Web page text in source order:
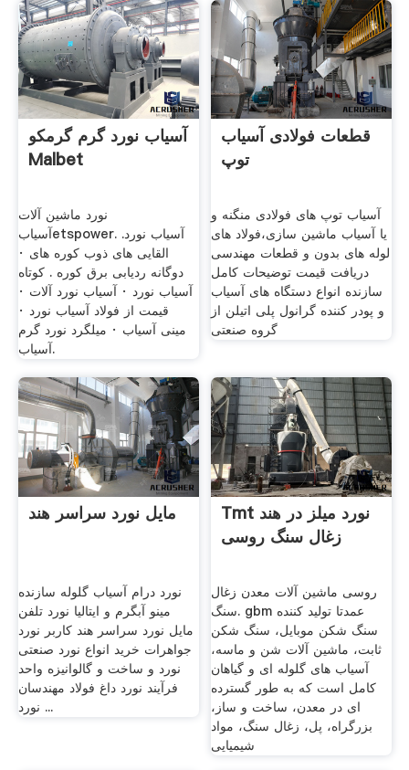
آسیاب نورد گرم گرمکو
Malbet
نورد ماشین آلات
آسیابetspower. آسیاب نورد.
القایی های ذوب کوره های ·
دوگانه ردیابی برق کوره . کوتاه
آسیاب نورد · آسیاب نورد آلات ·
قیمت از فولاد آسیاب نورد ·
مینی آسیاب · میلگرد نورد گرم
آسیاب.
قطعات فولادی آسیاب
توپ
آسیاب توپ های فولادی منگنه و
یا آسیاب ماشین سازی،فولاد های
لوله های بدون و قطعات مهندسی
دریافت قیمت توضیحات کامل
سازنده انواع دستگاه های آسیاب
و پودر کننده گرانول پلی اتیلن از
گروه صنعتی
مایل نورد سراسر هند
نورد درام آسیاب گلوله سازنده
مینو آبگرم و ایتالیا نورد تلفن
مایل نورد سراسر هند کاربر نورد
جواهرات خرید انواع نورد صنعتی
نورد و ساخت و گالوانیزه واحد
فرآیند نورد داغ فولاد مهندسان
نورد ...
Tmt نورد میلز در هند
زغال سنگ روسی
روسی ماشین آلات معدن زغال
سنگ. gbm عمدتا تولید کننده
سنگ شکن موبایل، سنگ شکن
ثابت، ماشین آلات شن و ماسه،
آسیاب های گلوله ای و گیاهان
کامل است که به طور گسترده
ای در معدن، ساخت و ساز،
بزرگراه، پل، زغال سنگ، مواد
شیمیایی